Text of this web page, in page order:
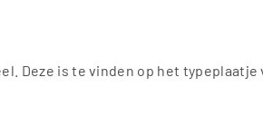
Deze is te vinden op het